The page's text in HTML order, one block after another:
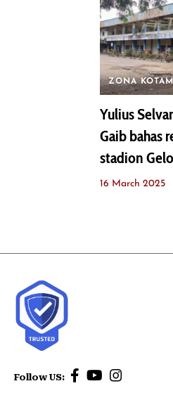
ZONA
Yulius
Gaib bahas
stadion
16 March 2025
Follow US: